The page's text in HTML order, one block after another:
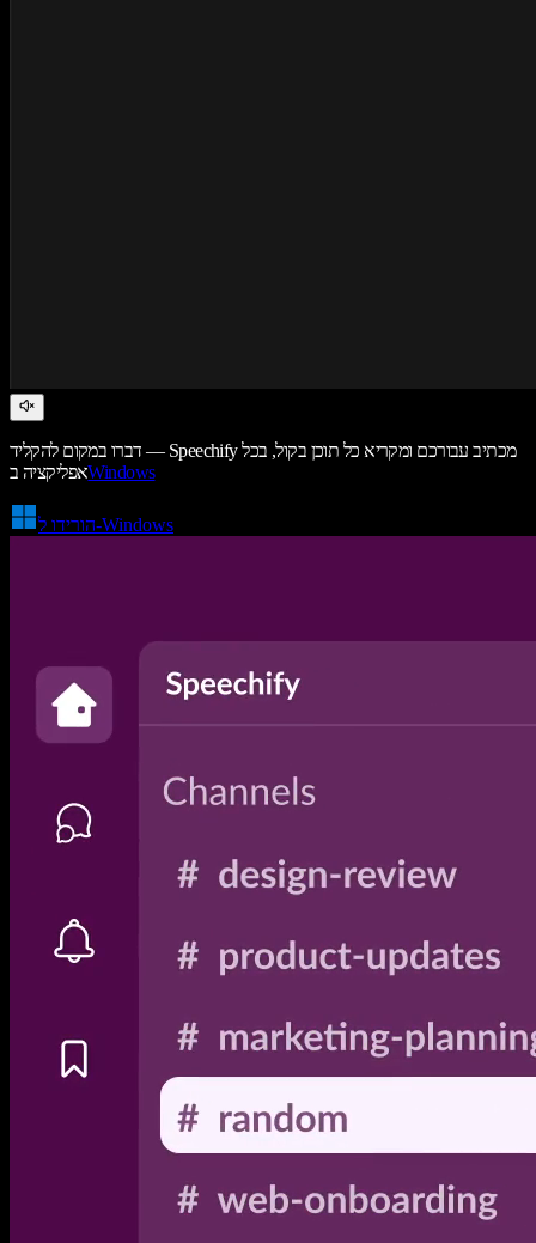
דברו במקום להקליד — Speechify מכתיב עבורכם ומקריא כל תוכן בקול, בכל
אפליקציה בWindows
הורידו ל-Windows